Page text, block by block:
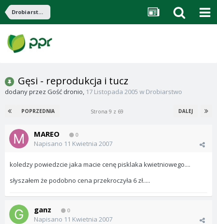
Drobiarstwo
Gęsi - reprodukcja i tucz
dodany przez Gość dronio, 17 Listopada 2005 w Drobiarstwo
POPRZEDNIA DALEJ
Strona 9 z 69
MAREO 0
Napisano 11 Kwietnia 2007
koledzy powiedzcie jaka macie cenę pisklaka kwietniowego....
słyszałem że podobno cena przekroczyła 6 zł.....
ganz 0
Napisano 11 Kwietnia 2007